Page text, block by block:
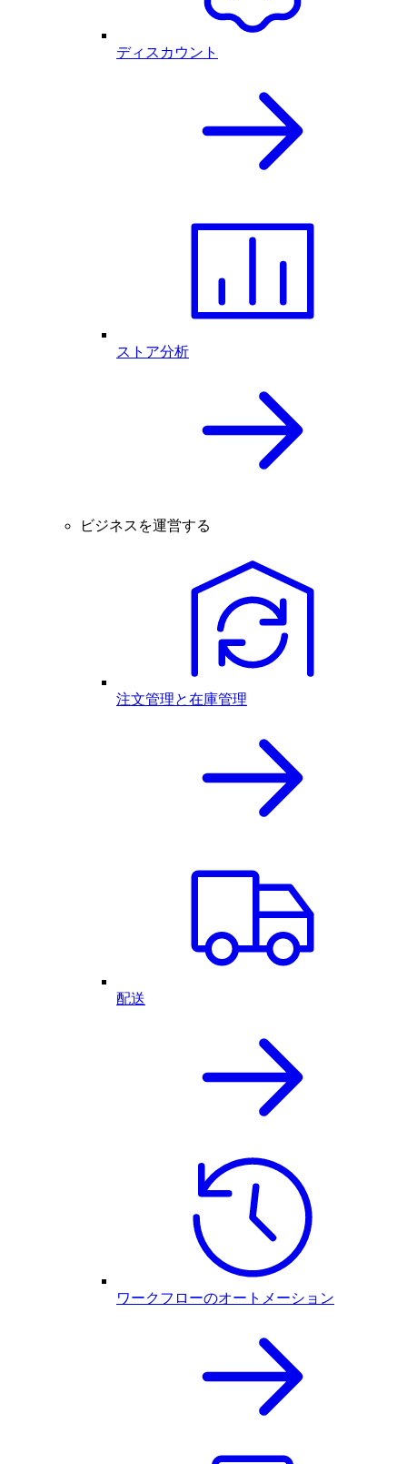
ディスカウント
ストア分析
ビジネスを運営する
注文管理と在庫管理
配送
ワークフローのオートメーション